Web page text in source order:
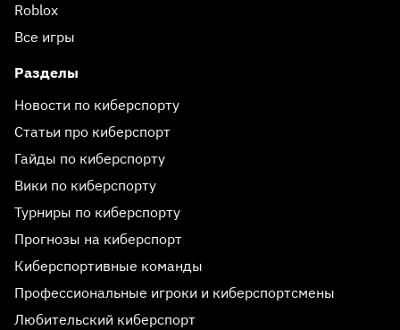
Roblox
Все игры
Разделы
Новости по киберспорту
Статьи про киберспорт
Гайды по киберспорту
Вики по киберспорту
Турниры по киберспорту
Прогнозы на киберспорт
Киберспортивные команды
Профессиональные игроки и киберспортсмены
Любительский киберспорт